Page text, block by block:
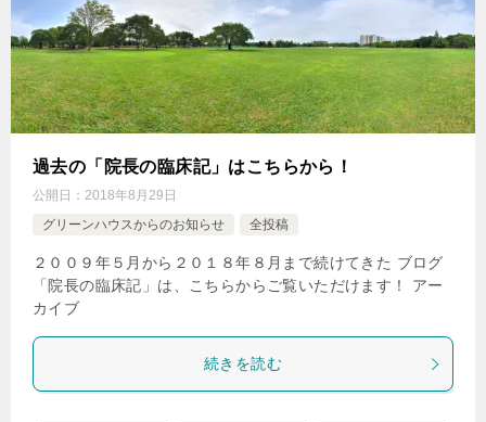
過去の「院長の臨床記」はこちらから！
公開日： 2018年8月29日
グリーンハウスからのお知らせ
全投稿
２００９年５月から２０１８年８月まで続けてきた ブログ
「院長の臨床記」は、こちらからご覧いただけます！ アー
カイブ
続きを読む